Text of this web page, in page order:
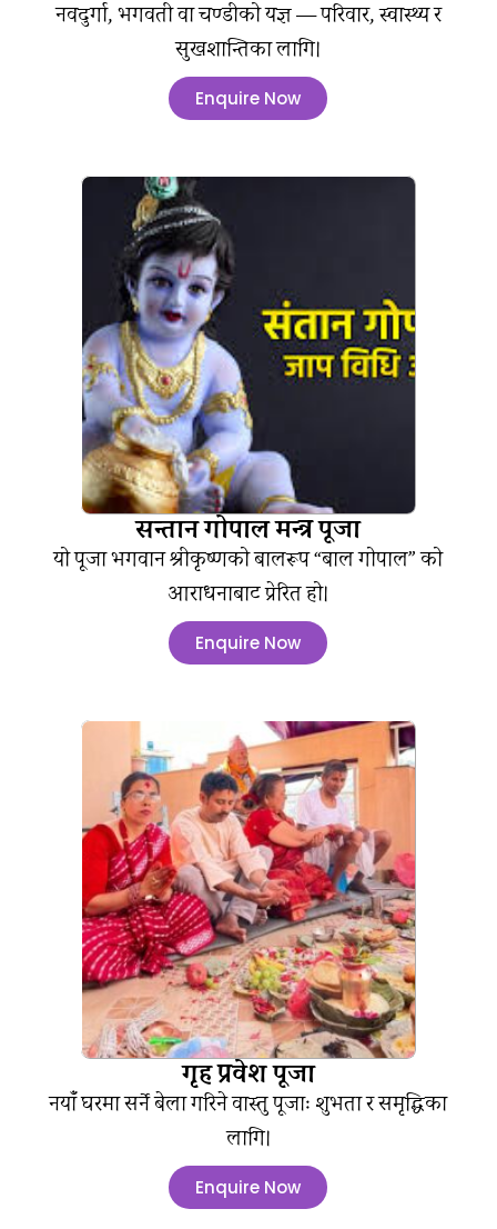
नवदुर्गा, भगवती वा चण्डीको यज्ञ — परिवार, स्वास्थ्य र
सुखशान्तिका लागि।
Enquire Now
सन्तान गोपाल मन्त्र पूजा
यो पूजा भगवान श्रीकृष्णको बालरूप “बाल गोपाल” को
आराधनाबाट प्रेरित हो।
Enquire Now
गृह प्रवेश पूजा
नयाँ घरमा सर्ने बेला गरिने वास्तु पूजाः शुभता र समृद्धिका
लागि।
Enquire Now